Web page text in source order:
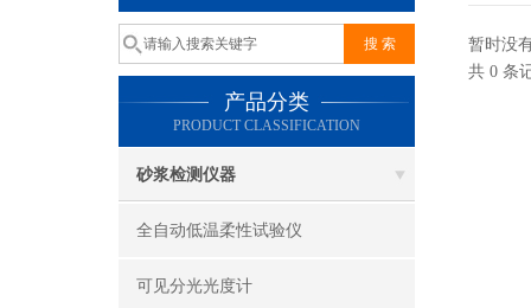
产品分类
PRODUCT CLASSIFICATION
砂浆检测仪器
全自动低温柔性试验仪
可见分光光度计
暂时没
共 0 条